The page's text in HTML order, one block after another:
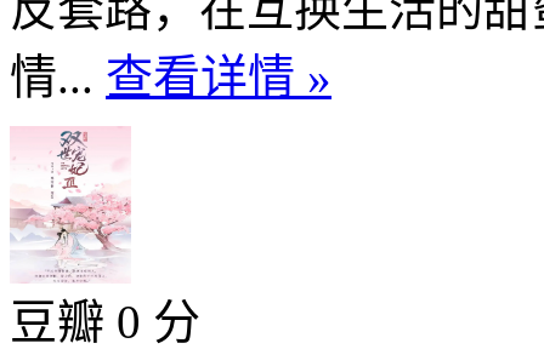
情... 查看详情 »
豆瓣 0 分